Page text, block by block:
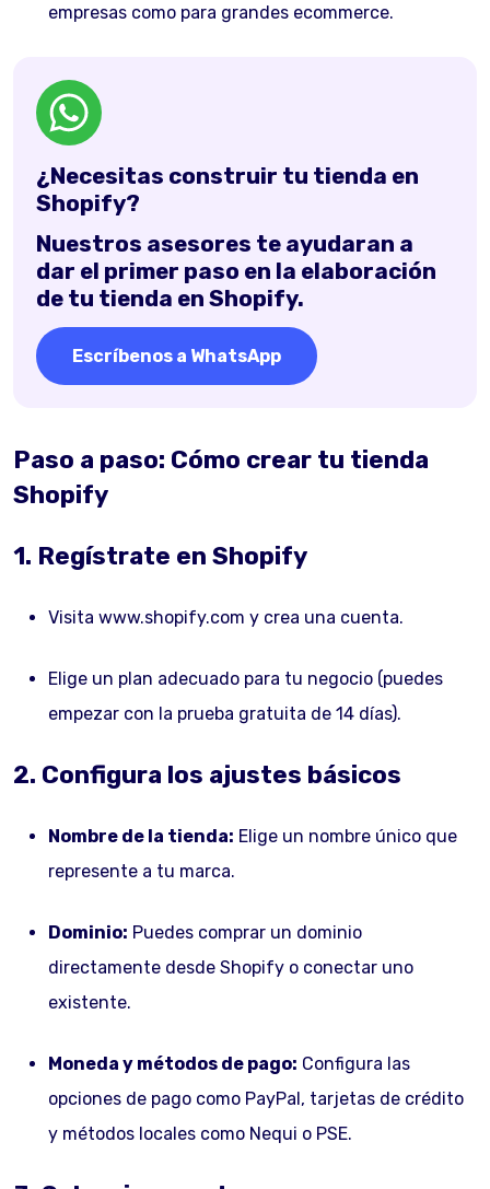
empresas como para grandes ecommerce.
¿Necesitas construir tu tienda en
Shopify?
Nuestros asesores te ayudaran a
dar el primer paso en la elaboración
de tu tienda en Shopify.
Escríbenos a WhatsApp
Paso a paso: Cómo crear tu tienda
Shopify
1. Regístrate en Shopify
Visita www.shopify.com y crea una cuenta.
Elige un plan adecuado para tu negocio (puedes
empezar con la prueba gratuita de 14 días).
2. Configura los ajustes básicos
Nombre de la tienda: Elige un nombre único que
represente a tu marca.
Dominio: Puedes comprar un dominio
directamente desde Shopify o conectar uno
existente.
Moneda y métodos de pago: Configura las
opciones de pago como PayPal, tarjetas de crédito
y métodos locales como Nequi o PSE.